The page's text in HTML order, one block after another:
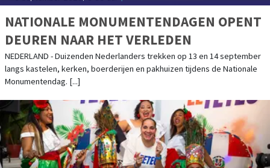
NATIONALE MONUMENTENDAGEN OPENT
DEUREN NAAR HET VERLEDEN
NEDERLAND - Duizenden Nederlanders trekken op 13 en 14 september
langs kastelen, kerken, boerderijen en pakhuizen tijdens de Nationale
Monumentendag. [...]